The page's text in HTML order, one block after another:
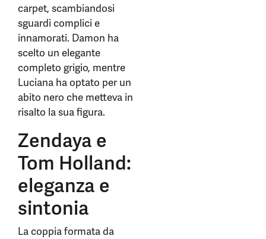
carpet, scambiandosi
sguardi complici e
innamorati. Damon ha
scelto un elegante
completo grigio, mentre
Luciana ha optato per un
abito nero che metteva in
risalto la sua figura.
Zendaya e
Tom Holland:
eleganza e
sintonia
La coppia formata da